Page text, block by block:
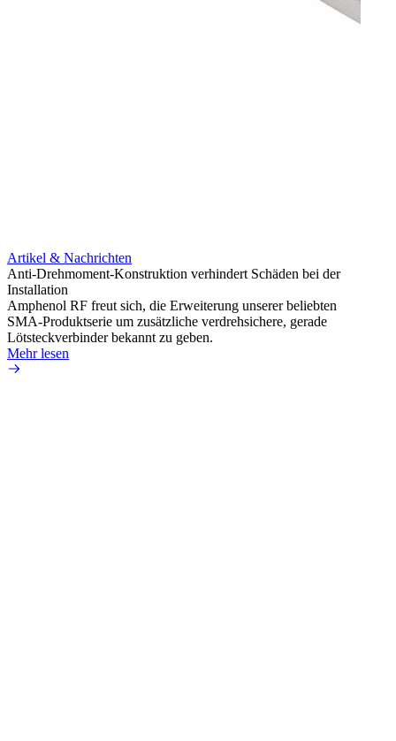
Artikel & Nachrichten
Anti-Drehmoment-Konstruktion verhindert Schäden bei der
Installation
Amphenol RF freut sich, die Erweiterung unserer beliebten
SMA-Produktserie um zusätzliche verdrehsichere, gerade
Lötsteckverbinder bekannt zu geben.
Mehr lesen